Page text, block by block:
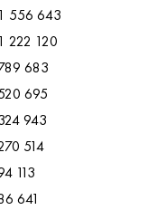
1 556 643
1 222 120
683
695
943
514
113
641